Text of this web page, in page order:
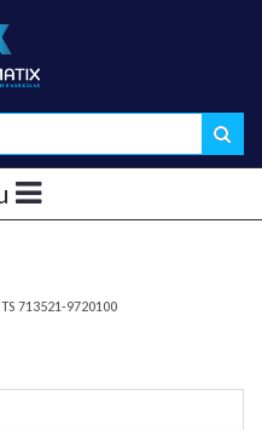
713521-9720100